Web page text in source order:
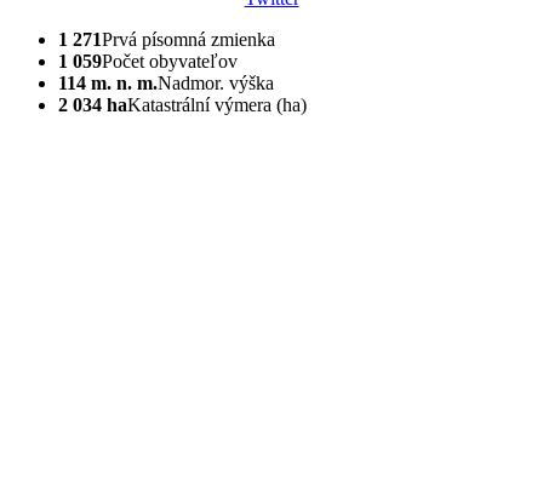
1 271Prvá písomná zmienka
1 059Počet obyvateľov
114 m. n. m.Nadmor. výška
2 034 haKatastrální výmera (ha)